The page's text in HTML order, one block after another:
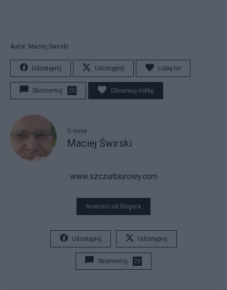
Autor: Maciej Świrski
Udostępnij Udostępnij Lubię to!
Skomentuj 20 Obserwuj notkę
O mnie
Maciej Świrski
www.szczurbiurowy.com
Nowości od blogera
Udostępnij Udostępnij
Skomentuj 20